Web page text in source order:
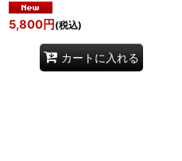
5,800円 (税込)
カートに入れる